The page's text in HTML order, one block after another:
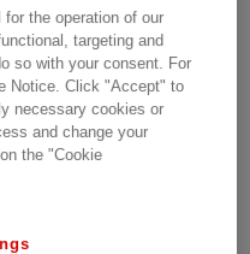
源和电力质量咨询的坚
力于促进能源转型，涵
解决方案设计、新兴技
及可再生能源、电动出
我们的能源咨询服务合
the operation of our
targeting and
so with your consent. For
Notice. Click "Accept" to
necessary cookies or
and change your
the "Cookie